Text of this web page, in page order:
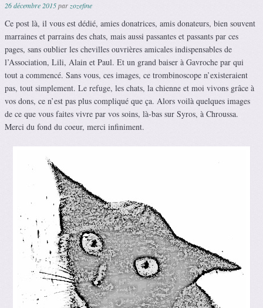
26 décembre 2015parzozefine
Ce post là, il vous est dédié, amies donatrices, amis donateurs, bien souvent
marraines et parrains des chats, mais aussi passantes et passants par ces
pages, sans oublier les chevilles ouvrières amicales indispensables de
l’Association, Lili, Alain et Paul. Et un grand baiser à Gavroche par qui
tout a commencé. Sans vous, ces images, ce trombinoscope n’existeraient
pas, tout simplement. Le refuge, les chats, la chienne et moi vivons grâce à
vos dons, ce n’est pas plus compliqué que ça. Alors voilà quelques images
de ce que vous faites vivre par vos soins, là-bas sur Syros, à Chroussa.
Merci du fond du coeur, merci infiniment.